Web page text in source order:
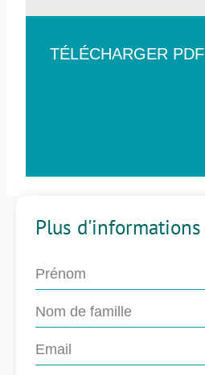
TÉLÉCHARGER PDF
Plus d'informations